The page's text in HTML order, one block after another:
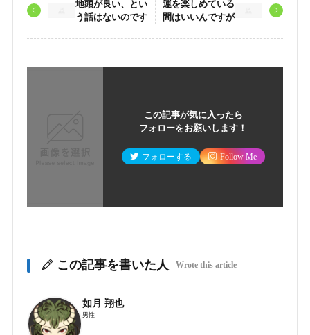
地頭が良い、とい
う話はないのです
運を楽しめている
間はいいんですが
この記事が気に入ったら
フォローをお願いします！
フォローする Follow Me
この記事を書いた人 Wrote this article
如月 翔也
男性